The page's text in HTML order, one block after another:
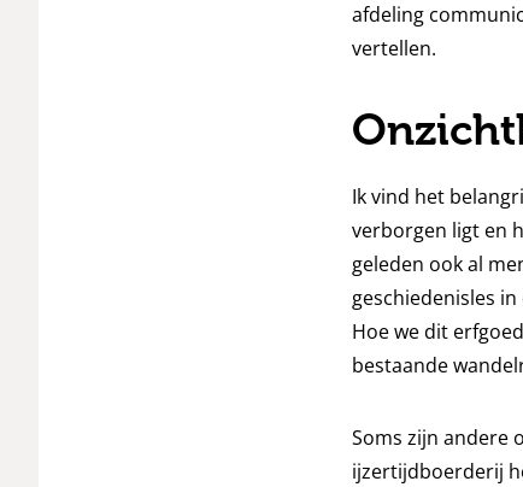
afdeling
vertellen.
Ik vind het
verborgen ligt en
geleden ook al
geschiedenisles
Hoe we dit
bestaande
Soms zijn andere
ijzertijdboerderij